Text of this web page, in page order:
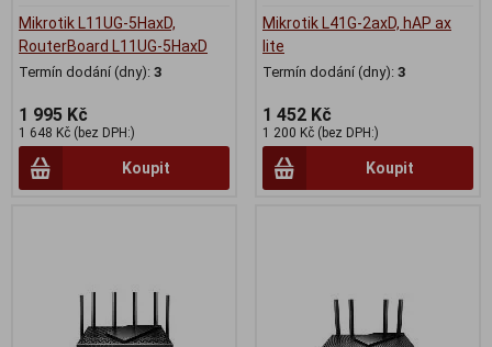
Mikrotik L11UG-5HaxD,
RouterBoard L11UG-5HaxD
Termín dodání (dny): 3
1 995 Kč
1 648 Kč (bez DPH:)
Koupit
Mikrotik L41G-2axD, hAP ax
lite
Termín dodání (dny): 3
1 452 Kč
1 200 Kč (bez DPH:)
Koupit